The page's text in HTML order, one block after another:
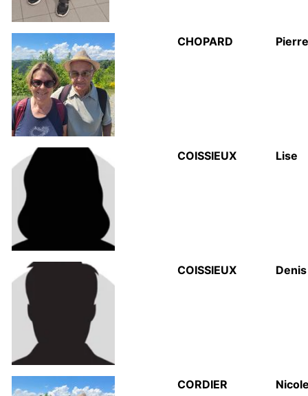
CHOPARD Pierre
COISSIEUX Lise
COISSIEUX Denis
CORDIER